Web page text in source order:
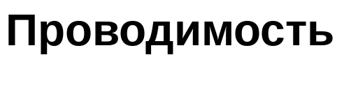
МЕНЮ